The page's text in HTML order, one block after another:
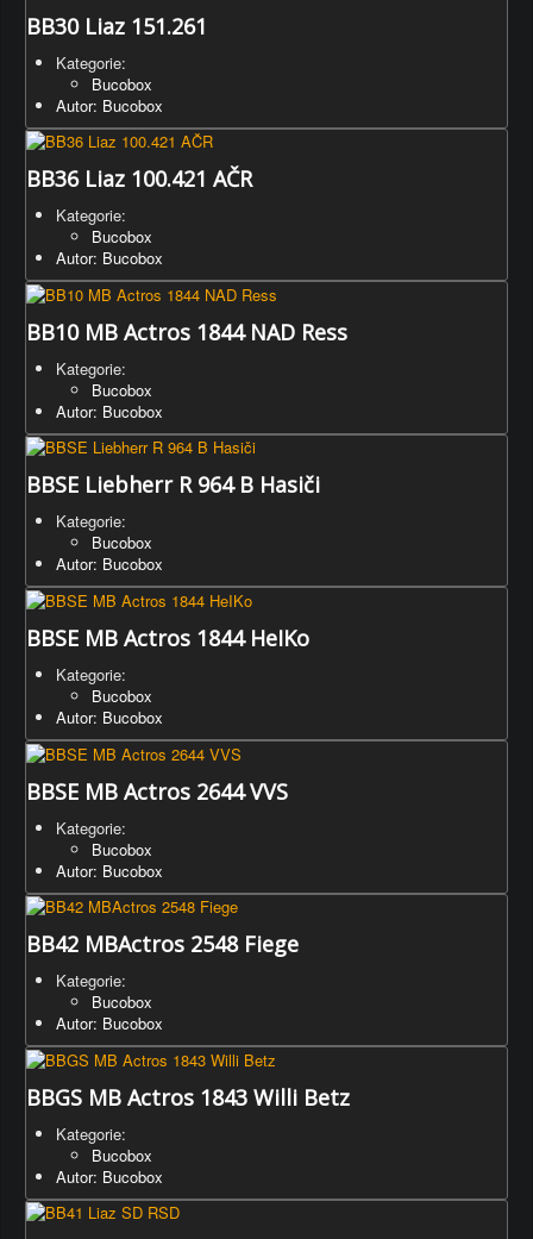
BB30 Liaz 151.261
Kategorie:
Bucobox
Autor: Bucobox
BB36 Liaz 100.421 AČR
Kategorie:
Bucobox
Autor: Bucobox
BB10 MB Actros 1844 NAD Ress
Kategorie:
Bucobox
Autor: Bucobox
BBSE Liebherr R 964 B Hasiči
Kategorie:
Bucobox
Autor: Bucobox
BBSE MB Actros 1844 HeIKo
Kategorie:
Bucobox
Autor: Bucobox
BBSE MB Actros 2644 VVS
Kategorie:
Bucobox
Autor: Bucobox
BB42 MBActros 2548 Fiege
Kategorie:
Bucobox
Autor: Bucobox
BBGS MB Actros 1843 Willi Betz
Kategorie:
Bucobox
Autor: Bucobox